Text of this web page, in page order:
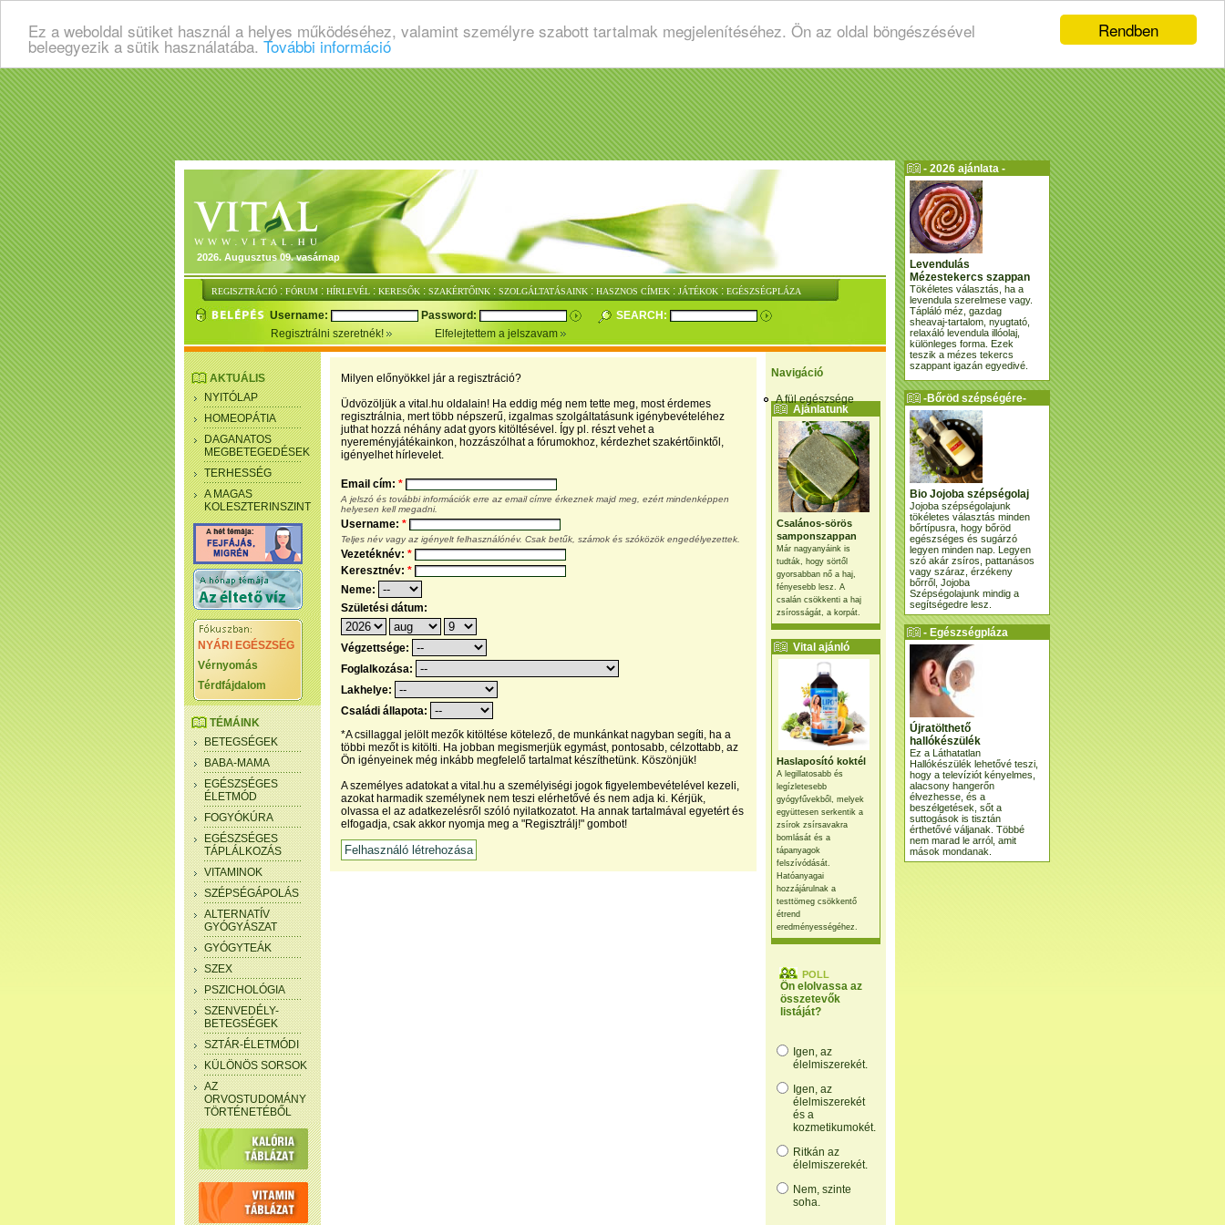
Rendben
Ez a weboldal sütiket használ a helyes működéséhez, valamint személyre szabott tartalmak megjelenítéséhez. Ön az oldal böngészésével
beleegyezik a sütik használatába. További információ
2026. Augusztus 09. vasárnap
REGISZTRÁCIÓ : FÓRUM : HÍRLEVÉL : KERESŐK : SZAKÉRTŐINK : SZOLGÁLTATÁSAINK : HASZNOS CÍMEK : JÁTÉKOK : EGÉSZSÉGPLÁZA
Username: Password:
SEARCH:
Regisztrálni szeretnék!
Elfelejtettem a jelszavam
Navigáció
A fül egészsége
Ajánlatunk
Csalános-sörös
samponszappan
Már nagyanyáink is
tudták, hogy sörtől
gyorsabban nő a haj,
fényesebb lesz. A
csalán csökkenti a haj
zsírosságát, a korpát.
Vital ajánló
Haslaposító koktél
A legillatosabb és
legízletesebb
gyógyfűvekből, melyek
együttesen serkentik a
zsírok zsírsavakra
bomlását és a
tápanyagok
felszívódását.
Hatóanyagai
hozzájárulnak a
testtömeg csökkentő
étrend
eredményességéhez.
POLL
Ön elolvassa az
összetevők
listáját?
Igen, az
élelmiszerekét.
Igen, az
élelmiszerekét
és a
kozmetikumokét.
Ritkán az
élelmiszerekét.
Nem, szinte
soha.
AKTUÁLIS
NYITÓLAP
HOMEOPÁTIA
DAGANATOS
MEGBETEGEDÉSEK
TERHESSÉG
A MAGAS
KOLESZTERINSZINT
NYÁRI EGÉSZSÉG
Vérnyomás
Térdfájdalom
TÉMÁINK
BETEGSÉGEK
BABA-MAMA
EGÉSZSÉGES
ÉLETMÓD
FOGYÓKÚRA
EGÉSZSÉGES
TÁPLÁLKOZÁS
VITAMINOK
SZÉPSÉGÁPOLÁS
ALTERNATÍV
GYÓGYÁSZAT
GYÓGYTEÁK
SZEX
PSZICHOLÓGIA
SZENVEDÉLY-
BETEGSÉGEK
SZTÁR-ÉLETMÓDI
KÜLÖNÖS SORSOK
AZ
ORVOSTUDOMÁNY
TÖRTÉNETÉBŐL
Milyen előnyökkel jár a regisztráció?
Üdvözöljük a vital.hu oldalain! Ha eddig még nem tette meg, most érdemes
regisztrálnia, mert több népszerű, izgalmas szolgáltatásunk igénybevételéhez
juthat hozzá néhány adat gyors kitöltésével. Így pl. részt vehet a
nyereményjátékainkon, hozzászólhat a fórumokhoz, kérdezhet szakértőinktől,
igényelhet hírlevelet.
Email cím: *
A jelszó és további információk erre az email címre érkeznek majd meg, ezért mindenképpen
helyesen kell megadni.
Username: *
Teljes név vagy az igényelt felhasználónév. Csak betűk, számok és szóközök engedélyezettek.
Vezetéknév: *
Keresztnév: *
Neme:
Születési dátum:
Végzettsége:
Foglalkozása:
Lakhelye:
Családi állapota:
*A csillaggal jelölt mezők kitöltése kötelező, de munkánkat nagyban segíti, ha a
többi mezőt is kitölti. Ha jobban megismerjük egymást, pontosabb, célzottabb, az
Ön igényeinek még inkább megfelelő tartalmat készíthetünk. Köszönjük!
A személyes adatokat a vital.hu a személyiségi jogok figyelembevételével kezeli,
azokat harmadik személynek nem teszi elérhetővé és nem adja ki. Kérjük,
olvassa el az adatkezelésről szóló nyilatkozatot. Ha annak tartalmával egyetért és
elfogadja, csak akkor nyomja meg a "Regisztrálj!" gombot!
- 2026 ajánlata -
Levendulás
Mézestekercs szappan
Tökéletes választás, ha a
levendula szerelmese vagy.
Tápláló méz, gazdag
sheavaj-tartalom, nyugtató,
relaxáló levendula illóolaj,
különleges forma. Ezek
teszik a mézes tekercs
szappant igazán egyedivé.
-Bőröd szépségére-
Bio Jojoba szépségolaj
Jojoba szépségolajunk
tökéletes választás minden
bőrtípusra, hogy bőröd
egészséges és sugárzó
legyen minden nap. Legyen
szó akár zsíros, pattanásos
vagy száraz, érzékeny
bőrről, Jojoba
Szépségolajunk mindig a
segítségedre lesz.
- Egészségpláza
ajánlatunk -
Újratölthető
hallókészülék
Ez a Láthatatlan
Hallókészülék lehetővé teszi,
hogy a televíziót kényelmes,
alacsony hangerőn
élvezhesse, és a
beszélgetések, sőt a
suttogások is tisztán
érthetővé váljanak. Többé
nem marad le arról, amit
mások mondanak.